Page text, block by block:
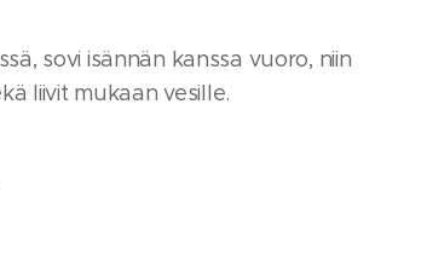
sovi isännän kanssa vuoro, niin
liivit mukaan vesille.